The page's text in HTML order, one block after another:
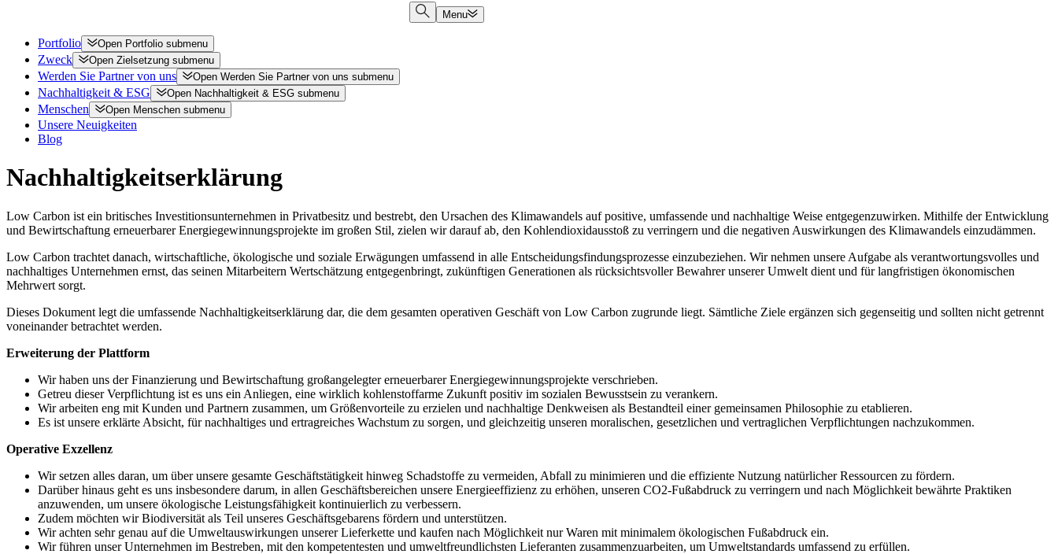
Menu
Portfolio Open Portfolio submenu
Zweck Open Zielsetzung submenu
Werden Sie Partner von uns Open Werden Sie Partner von uns submenu
Nachhaltigkeit & ESG Open Nachhaltigkeit & ESG submenu
Menschen Open Menschen submenu
Unsere Neuigkeiten
Blog
Nachhaltigkeitserklärung
Low Carbon ist ein britisches Investitionsunternehmen in Privatbesitz und bestrebt, den Ursachen des Klimawandels auf positive, umfassende und nachhaltige Weise entgegenzuwirken. Mithilfe der Entwicklung
und Bewirtschaftung erneuerbarer Energiegewinnungsprojekte im großen Stil, zielen wir darauf ab, den Kohlendioxidausstoß zu verringern und die negativen Auswirkungen des Klimawandels einzudämmen.
Low Carbon trachtet danach, wirtschaftliche, ökologische und soziale Erwägungen umfassend in alle Entscheidungsfindungsprozesse einzubeziehen. Wir nehmen unsere Aufgabe als verantwortungsvolles und
nachhaltiges Unternehmen ernst, das seinen Mitarbeitern Wertschätzung entgegenbringt, zukünftigen Generationen als rücksichtsvoller Bewahrer unserer Umwelt dient und für langfristigen ökonomischen
Mehrwert sorgt.
Dieses Dokument legt die umfassende Nachhaltigkeitserklärung dar, die dem gesamten operativen Geschäft von Low Carbon zugrunde liegt. Sämtliche Ziele ergänzen sich gegenseitig und sollten nicht getrennt
voneinander betrachtet werden.
Erweiterung der Plattform
Wir haben uns der Finanzierung und Bewirtschaftung großangelegter erneuerbarer Energiegewinnungsprojekte verschrieben.
Getreu dieser Verpflichtung ist es uns ein Anliegen, eine wirklich kohlenstoffarme Zukunft positiv im sozialen Bewusstsein zu verankern.
Wir arbeiten eng mit Kunden und Partnern zusammen, um Größenvorteile zu erzielen und nachhaltige Denkweisen als Bestandteil einer gemeinsamen Philosophie zu etablieren.
Es ist unsere erklärte Absicht, für nachhaltiges und ertragreiches Wachstum zu sorgen, und gleichzeitig unseren moralischen, gesetzlichen und vertraglichen Verpflichtungen nachzukommen.
Operative Exzellenz
Wir setzen alles daran, um über unsere gesamte Geschäftstätigkeit hinweg Schadstoffe zu vermeiden, Abfall zu minimieren und die effiziente Nutzung natürlicher Ressourcen zu fördern.
Darüber hinaus geht es uns insbesondere darum, in allen Geschäftsbereichen unsere Energieeffizienz zu erhöhen, unseren CO2-Fußabdruck zu verringern und nach Möglichkeit bewährte Praktiken
anzuwenden, um unsere ökologische Leistungsfähigkeit kontinuierlich zu verbessern.
Zudem möchten wir Biodiversität als Teil unseres Geschäftsgebarens fördern und unterstützen.
Wir achten sehr genau auf die Umweltauswirkungen unserer Lieferkette und kaufen nach Möglichkeit nur Waren mit minimalem ökologischen Fußabdruck ein.
Wir führen unser Unternehmen im Bestreben, mit den kompetentesten und umweltfreundlichsten Lieferanten zusammenzuarbeiten, um Umweltstandards umfassend zu erfüllen.